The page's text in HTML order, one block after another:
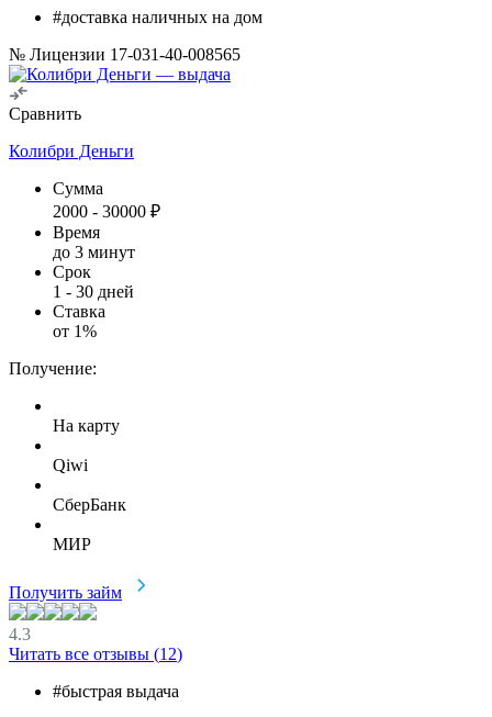
#доставка наличных на дом
№ Лицензии 17-031-40-008565
Сравнить
Колибри Деньги
Сумма
2000 - 30000 ₽
Время
до 3 минут
Срок
1 - 30 дней
Ставка
от 1%
Получение:
На карту
Qiwi
СберБанк
МИР
Получить займ
4.3
Читать все отзывы (12)
#быстрая выдача